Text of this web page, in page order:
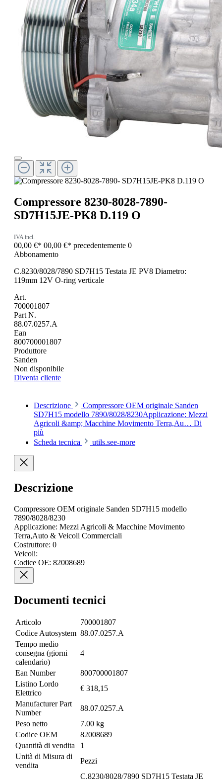
Compressore 8230-8028-7890-
SD7H15JE-PK8 D.119 O
IVA incl.
00,00 €* 00,00 €* precedentemente 0
Abbonamento
C.8230/8028/7890 SD7H15 Testata JE PV8 Diametro:
119mm 12V O-ring verticale
Art.
700001807
Part N.
88.07.0257.A
Ean
800700001807
Produttore
Sanden
Non disponibile
Diventa cliente
Descrizione
Compressore OEM originale Sanden
SD7H15 modello 7890/8028/8230Applicazione: Mezzi
Agricoli &amp; Macchine Movimento Terra,Au… Di
più
Scheda tecnica
utils.see-more
Descrizione
Compressore OEM originale Sanden SD7H15 modello
7890/8028/8230
Applicazione: Mezzi Agricoli & Macchine Movimento
Terra,Auto & Veicoli Commerciali
Costruttore: 0
Veicoli:
Codice OE: 82008689
Documenti tecnici
Articolo
700001807
Codice Autosystem 88.07.0257.A
Tempo medio
consegna (giorni
calendario)
4
Ean Number
800700001807
Listino Lordo
Elettrico
€ 318,15
Manufacturer Part
Number
88.07.0257.A
Peso netto
7.00 kg
Codice OEM
82008689
Quantità di vendita
1
Unità di Misura di
vendita
Pezzi
C.8230/8028/7890 SD7H15 Testata JE